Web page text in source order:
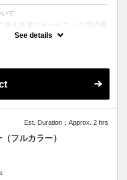
て
最も重要なオーガニック認証機
認定、天然由来成分92％のカラ
知識で頭皮やお髪に対するケ
スをさせていただきます。
げの場合、別途頂戴いたします)
See details
Est. Duration：Approx. 2 hrs
フルカラー）